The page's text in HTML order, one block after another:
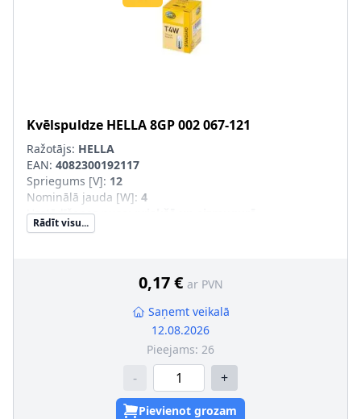
Kvēlspuldze HELLA8GP 002 067-121
Ražotājs: HELLA
EAN: 4082300192117
Spriegums [V]: 12
Nominālā jauda [W]: 4
Uzstādīšanas puse
Lampas tips:
Kaste
7439-92-1; svins, 1330-43-4; Disodium
tetraborate, anhydrous
Montāža/demontāža jāveic kvalificētam personālam!
Kvēlspuldzes cokola konstrukcija : BA9s
Rādīt visu...
0,17 € ar PVN
Saņemt veikalā
12.08.2026
Pieejams: 26
- +
Pievienot grozam